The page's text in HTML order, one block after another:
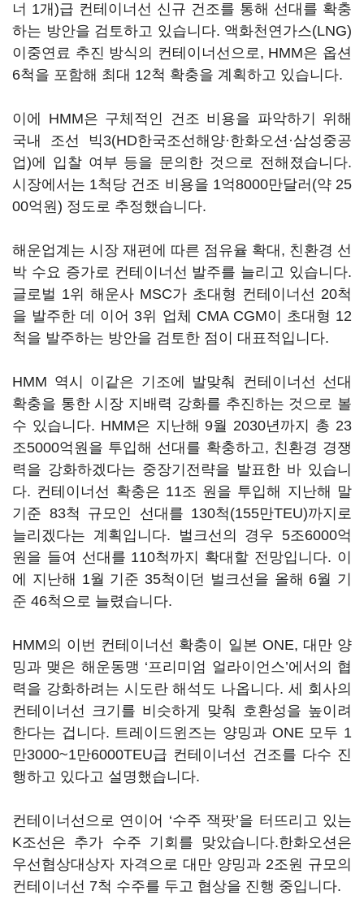
너 1개)급 컨테이너선 신규 건조를 통해 선대를 확충
하는 방안을 검토하고 있습니다. 액화천연가스(LNG)
이중연료 추진 방식의 컨테이너선으로, HMM은 옵션
6척을 포함해 최대 12척 확충을 계획하고 있습니다.
이에 HMM은 구체적인 건조 비용을 파악하기 위해
국내 조선 빅3(HD한국조선해양·한화오션·삼성중공
업)에 입찰 여부 등을 문의한 것으로 전해졌습니다.
시장에서는 1척당 건조 비용을 1억8000만달러(약 25
00억원) 정도로 추정했습니다.
해운업계는 시장 재편에 따른 점유율 확대, 친환경 선
박 수요 증가로 컨테이너선 발주를 늘리고 있습니다.
글로벌 1위 해운사 MSC가 초대형 컨테이너선 20척
을 발주한 데 이어 3위 업체 CMA CGM이 초대형 12
척을 발주하는 방안을 검토한 점이 대표적입니다.
HMM 역시 이같은 기조에 발맞춰 컨테이너선 선대
확충을 통한 시장 지배력 강화를 추진하는 것으로 볼
수 있습니다. HMM은 지난해 9월 2030년까지 총 23
조5000억원을 투입해 선대를 확충하고, 친환경 경쟁
력을 강화하겠다는 중장기전략을 발표한 바 있습니
다. 컨테이너선 확충은 11조 원을 투입해 지난해 말
기준 83척 규모인 선대를 130척(155만TEU)까지로
늘리겠다는 계획입니다. 벌크선의 경우 5조6000억
원을 들여 선대를 110척까지 확대할 전망입니다. 이
에 지난해 1월 기준 35척이던 벌크선을 올해 6월 기
준 46척으로 늘렸습니다.
HMM의 이번 컨테이너선 확충이 일본 ONE, 대만 양
밍과 맺은 해운동맹 ‘프리미엄 얼라이언스’에서의 협
력을 강화하려는 시도란 해석도 나옵니다. 세 회사의
컨테이너선 크기를 비슷하게 맞춰 호환성을 높이려
한다는 겁니다. 트레이드윈즈는 양밍과 ONE 모두 1
만3000~1만6000TEU급 컨테이너선 건조를 다수 진
행하고 있다고 설명했습니다.
컨테이너선으로 연이어 ‘수주 잭팟’을 터뜨리고 있는
K조선은 추가 수주 기회를 맞았습니다.한화오션은
우선협상대상자 자격으로 대만 양밍과 2조원 규모의
컨테이너선 7척 수주를 두고 협상을 진행 중입니다.